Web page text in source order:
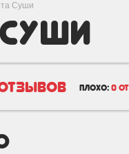
Суши
плохо: 0